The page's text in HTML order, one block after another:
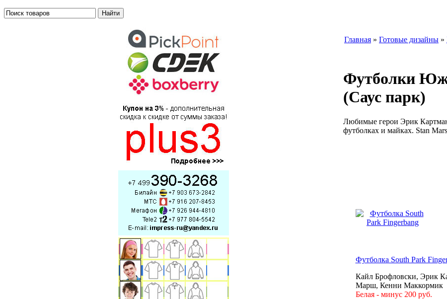
Главная » Готовые дизайны »
Футболки
(Саус парк)
Любимые герои Эрик
футболках и майках. Stan
Футболка South Park
Кайл Брофловски, Эрик
Марш, Кенни Маккормик
Белая - минус 200 руб.